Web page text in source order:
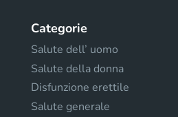
Categorie
Salute dell’ uomo
Salute della donna
Disfunzione erettile
Salute generale